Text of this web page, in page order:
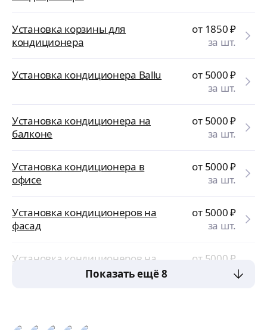
Установка корзины для
кондиционера
от 1850₽
за шт.
Установка кондиционера Ballu от 5000₽
за шт.
Установка кондиционера на
балконе
от 5000₽
за шт.
Установка кондиционера в
офисе
от 5000₽
за шт.
Установка кондиционеров на
фасад
от 5000₽
за шт.
Установка кондиционеров на
от 5000₽
за шт.
Показать ещё 8